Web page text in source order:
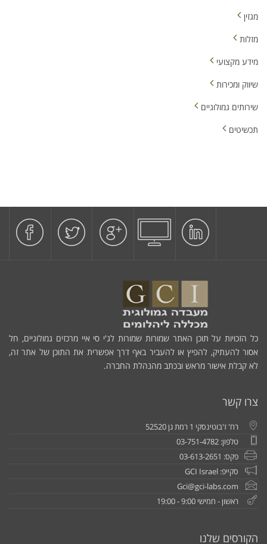
מגזין
מזלות
מידע מקצועי
שיווק ומכירות
שירותים גמולוגיים
תכשיטים
כל הזכויות על תוכן האתר שמורות שמורות לג'י סי איי מרכזים גמולוגיים, חל
אסור להעתיק, להפיץ או להעביר באף דרך אפשרית את התוכן של אתר זה,
לא קבלת אישור מראש ובכתב מהנהלת החברה.
צרו קשר
רח' ז'בוטינסקי 1 רמת גן 52520
טלפון: 03-751-4782
פקס: 03-613-2651
סקייפ: GCI Israel
Gci@gci-labs.com
ראשון - חמישי 9:00 - 19:00
הקורסים שלנו